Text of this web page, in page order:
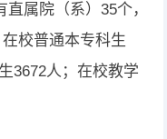
属院（系）35个，
校普通本专科生
3672人；在校教学